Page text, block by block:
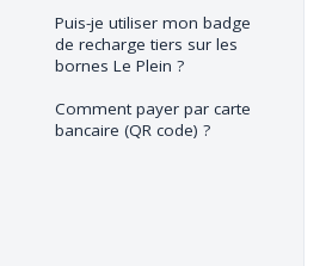
Puis-je utiliser mon badge
de recharge tiers sur les
bornes Le Plein ?
Comment payer par carte
bancaire (QR code) ?